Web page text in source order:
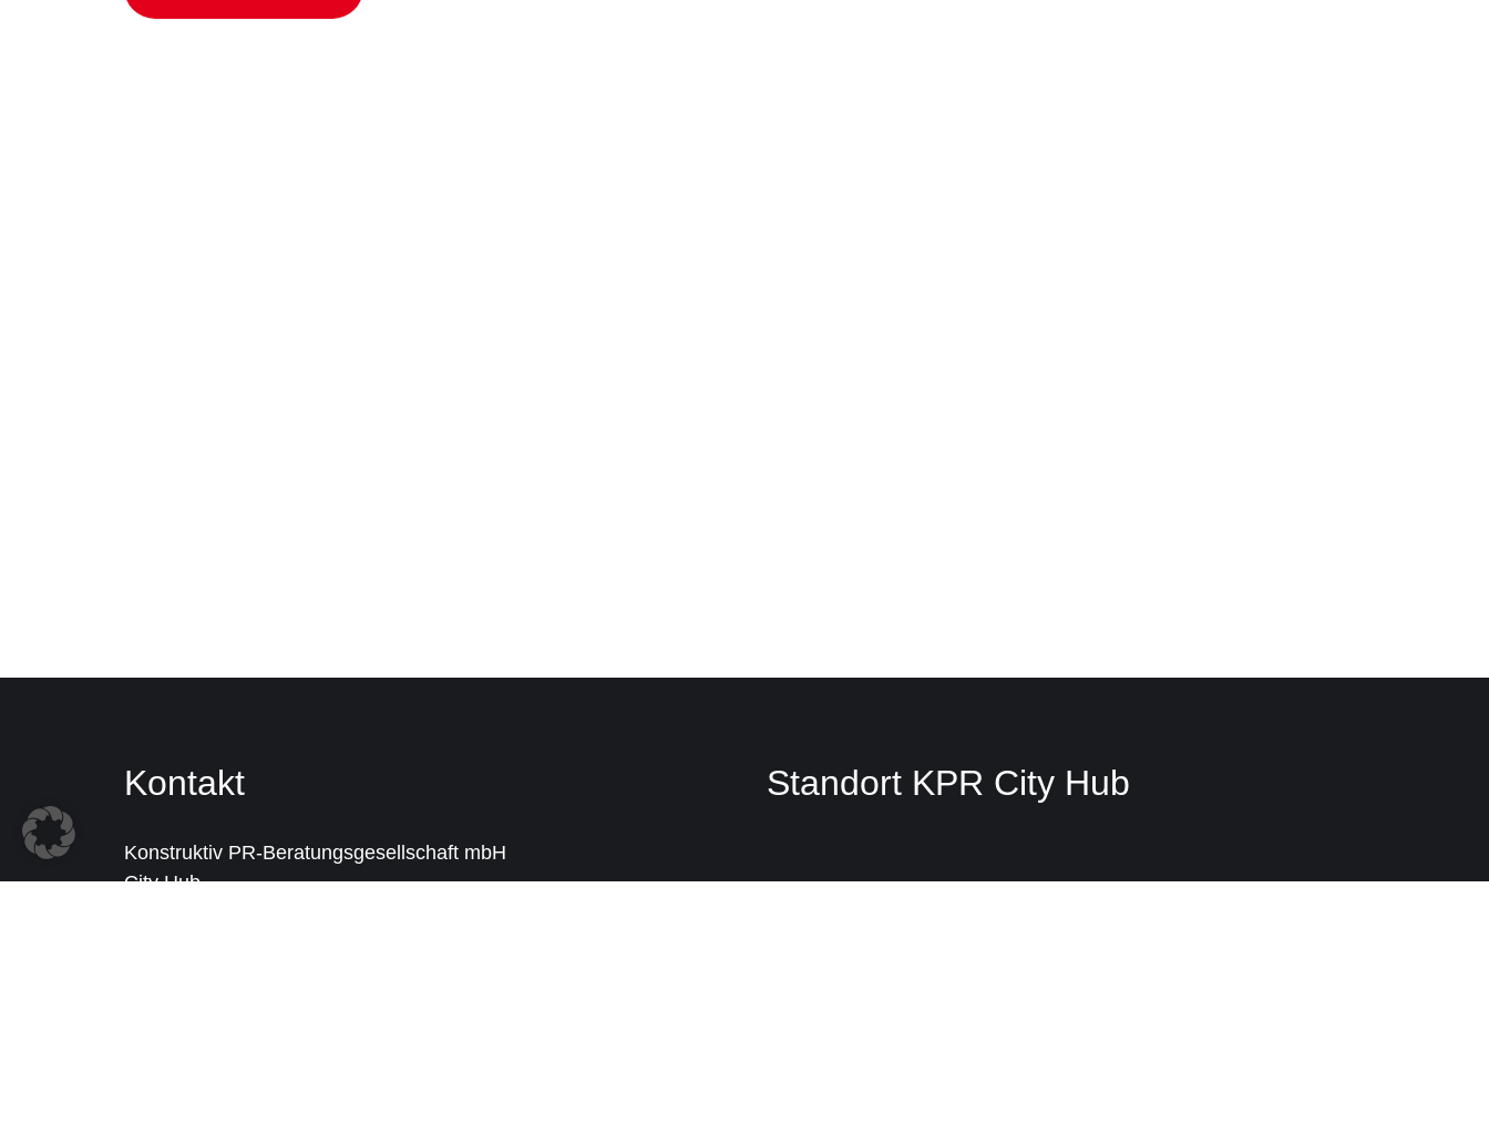
Kontakt
Konstruktiv PR-Beratungsgesellschaft mbH
City Hub
Standort KPR City Hub